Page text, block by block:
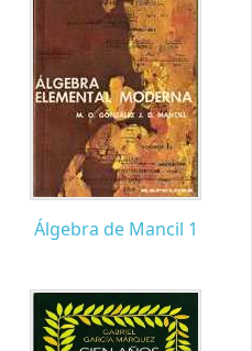
Álgebra de Mancil 1